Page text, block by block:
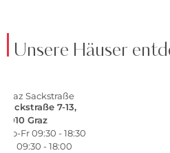
Unsere Häuser
Graz Sackstraße
Sackstraße 7-13,
8010 Graz
Mo-Fr 09:30 - 18:30
Sa 09:30 - 18:00